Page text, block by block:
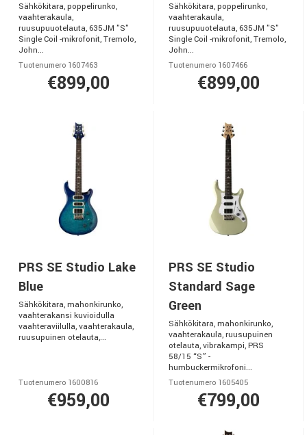
Sähkökitara, poppelirunko,
vaahterakaula,
ruusupuuotelauta, 635JM "S"
Single Coil -mikrofonit, Tremolo,
John...
Tuotenumero 1607463
€899,00
Sähkökitara, poppelirunko,
vaahterakaula,
ruusupuuotelauta, 635JM "S"
Single Coil -mikrofonit, Tremolo,
John...
Tuotenumero 1607466
€899,00
PRS SE Studio Lake
Blue
Sähkökitara, mahonkirunko,
vaahterakansi kuvioidulla
vaahteraviilulla, vaahterakaula,
ruusupuinen otelauta,...
Tuotenumero 1600816
€959,00
PRS SE Studio
Standard Sage
Green
Sähkökitara, mahonkirunko,
vaahterakaula, ruusupuinen
otelauta, vibrakampi, PRS
58/15 “S” -
humbuckermikrofoni...
Tuotenumero 1605405
€799,00